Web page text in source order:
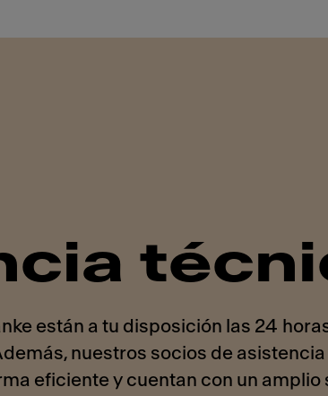
están a tu disposición las 24
nuestros socios de
eficiente y cuentan con un